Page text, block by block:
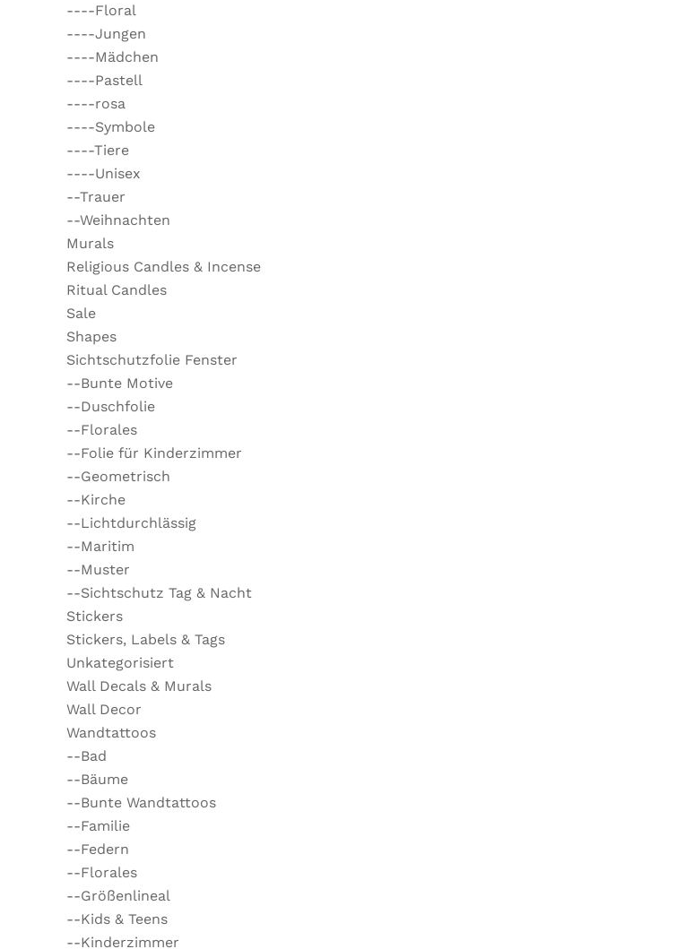
----Floral
----Jungen
----Mädchen
----Pastell
----rosa
----Symbole
----Tiere
----Unisex
--Trauer
--Weihnachten
Murals
Religious Candles & Incense
Ritual Candles
Sale
Shapes
Sichtschutzfolie Fenster
--Bunte Motive
--Duschfolie
--Florales
--Folie für Kinderzimmer
--Geometrisch
--Kirche
--Lichtdurchlässig
--Maritim
--Muster
--Sichtschutz Tag & Nacht
Stickers
Stickers, Labels & Tags
Unkategorisiert
Wall Decals & Murals
Wall Decor
Wandtattoos
--Bad
--Bäume
--Bunte Wandtattoos
--Familie
--Federn
--Florales
--Größenlineal
--Kids & Teens
--Kinderzimmer